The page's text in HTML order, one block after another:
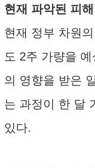
현재 파악된 피
현재 정부 차원
도 2주 가량을
의 영향을 받은
는 과정이 한 달
있다.